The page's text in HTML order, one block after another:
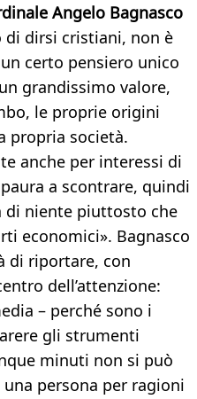
Angelo Bagnasco
di dirsi cristiani, non è
certo pensiero unico
grandissimo valore,
le proprie origini
propria società.
anche per interessi di
a scontrare, quindi
di niente piuttosto che
economici». Bagnasco
di riportare, con
dell’attenzione:
– perché sono i
gli strumenti
minuti non si può
persona per ragioni